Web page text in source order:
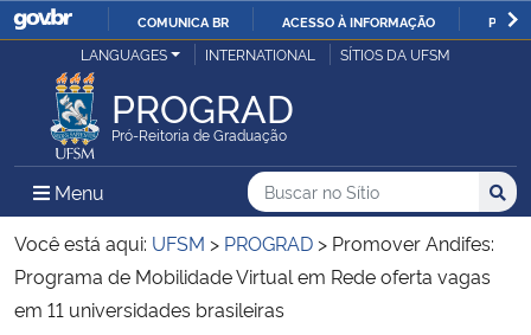
IR
O
COMUNICA BR ACESSO À INFORMAÇÃO
Ministério da Justiça e Segurança Pública
Ministério da Defesa
Ministério das Relações Exteriores
Ministério da Economia
LANGUAGES INTERNATIONAL SÍTIOS DA UFSM
PROGRAD
Pró-Reitoria de Graduação
Menu Menu Principal do Sítio
Busca
Buscar no no Sítio
Busca:
Você está aqui: UFSM > PROGRAD > Promover Andifes:
Programa de Mobilidade Virtual em Rede oferta vagas
em 11 universidades brasileiras